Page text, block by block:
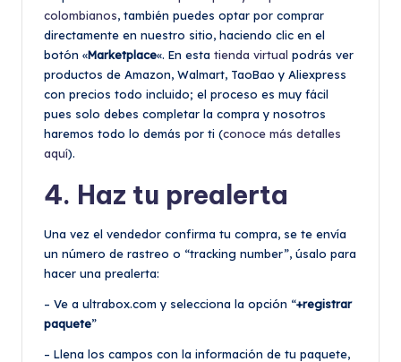
colombianos, también puedes optar por comprar
directamente en nuestro sitio, haciendo clic en el
botón «Marketplace«. En esta tienda virtual podrás ver
productos de Amazon, Walmart, TaoBao y Aliexpress
con precios todo incluido; el proceso es muy fácil
pues solo debes completar la compra y nosotros
haremos todo lo demás por ti (conoce más detalles
aquí).
4. Haz tu prealerta
Una vez el vendedor confirma tu compra, se te envía
un número de rastreo o “tracking number”, úsalo para
hacer una prealerta:
– Ve a ultrabox.com y selecciona la opción “+registrar
paquete”
– Llena los campos con la información de tu paquete,